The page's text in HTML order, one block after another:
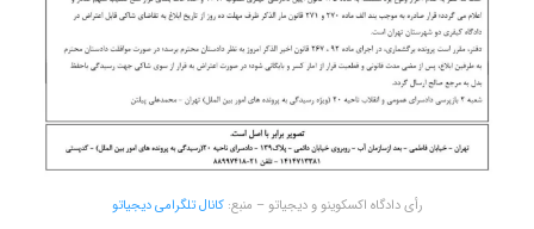
رأی دادگاه اکسکوینو و دیجیاتو – منبع:کانال تلگرامی دیجیاتو